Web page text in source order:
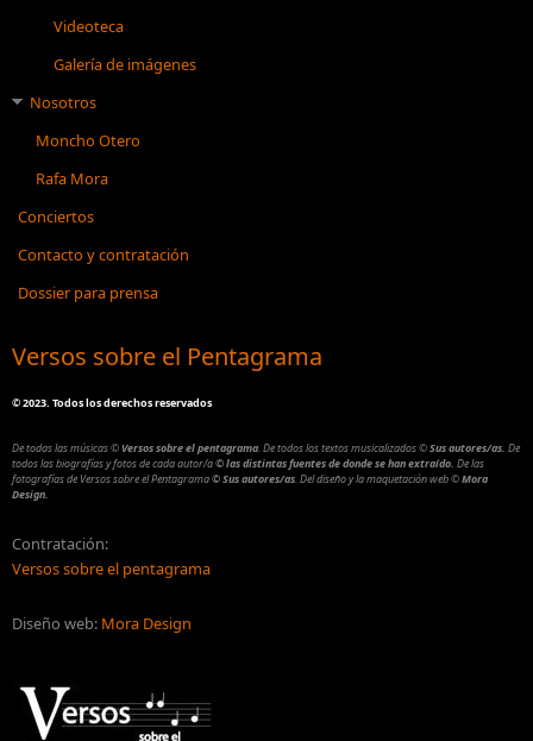
Videoteca
Galería de imágenes
Nosotros
Moncho Otero
Rafa Mora
Conciertos
Contacto y contratación
Dossier para prensa
Versos sobre el Pentagrama
©2023. Todos los derechos reservados
De todas las músicas© Versos sobre el pentagrama. De todos los textos musicalizados©Sus autores/as. De
todos las biografías y fotos de cada autor/a© las distintas fuentes de donde se han extraído. De las
fotografías de Versos sobre el Pentagrama© Sus autores/as. Del diseño y la maquetación web©Mora
Design.
Contratación:
Versos sobre el pentagrama
Diseño web: Mora Design